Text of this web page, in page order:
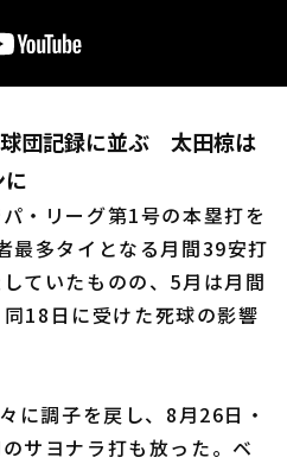
団記録に並ぶ 太田椋は
・リーグ第1号の本塁打を
最多タイとなる月間39安打
ていたものの、5月は月間
18日に受けた死球の影響
に調子を戻し、8月26日・
サヨナラ打も放った。ベ